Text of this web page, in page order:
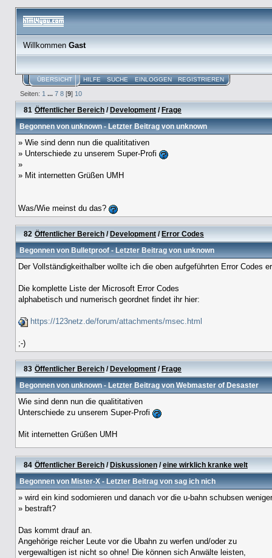
WillkommenGast
ÜBERSICHT HILFE SUCHE EINLOGGEN REGISTRIEREN
Seiten: 1 ... 7 8[9] 10
81 Öffentlicher Bereich/ Development/ Frage
Begonnen vonunknown- Letzter Beitrag vonunknown
» Wie sind denn nun die qualititativen
» Unterschiede zu unserem Super-Profi
»
» Mit internetten Grüßen UMH
Was/Wie meinst du das?
82 Öffentlicher Bereich/ Development/ Error Codes
Begonnen vonBulletproof- Letzter Beitrag vonunknown
Der Vollständigkeithalber wollte ich die oben aufgeführten Error Codes
Die komplette Liste der Microsoft Error Codes
alphabetisch und numerisch geordnet findet ihr hier:
https://123netz.de/forum/attachments/msec.html
;-)
83 Öffentlicher Bereich/ Development/ Frage
Begonnen vonunknown- Letzter Beitrag vonWebmaster of Desaster
Wie sind denn nun die qualititativen
Unterschiede zu unserem Super-Profi
Mit internetten Grüßen UMH
84 Öffentlicher Bereich/ Diskussionen/eine wirklich kranke welt
Begonnen vonMister-X- Letzter Beitrag von sag ich nich
» wird ein kind sodomieren und danach vor die u-bahn schubsen
» bestraft?
Das kommt drauf an.
Angehörige reicher Leute vor die Ubahn zu werfen und/oder zu
vergewaltigen ist nicht so ohne! Die können sich Anwälte leisten,